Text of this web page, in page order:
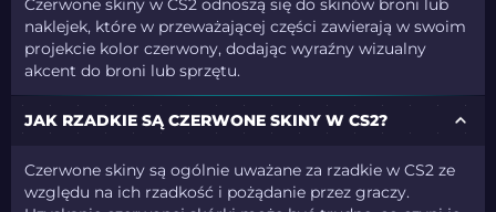
Czerwone skiny w CS2 odnoszą się do skinów broni lub
naklejek, które w przeważającej części zawierają w swoim
projekcie kolor czerwony, dodając wyraźny wizualny
akcent do broni lub sprzętu.
JAK RZADKIE SĄ CZERWONE SKINY W CS2?
Czerwone skiny są ogólnie uważane za rzadkie w CS2 ze
względu na ich rzadkość i pożądanie przez graczy.